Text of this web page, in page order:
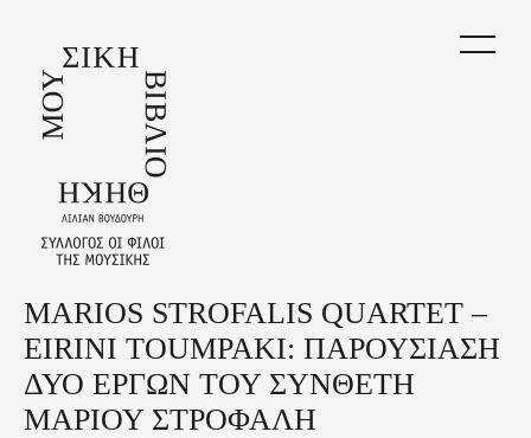
main
content
Back
to
top
MARIOS STROFALIS QUARTET –
EIRINI TOUMPAKI: ΠΑΡΟΥΣΙΑΣΗ
ΔΥΟ ΕΡΓΩΝ ΤΟΥ ΣΥΝΘΕΤΗ
ΜΑΡΙΟΥ ΣΤΡΟΦΑΛΗ